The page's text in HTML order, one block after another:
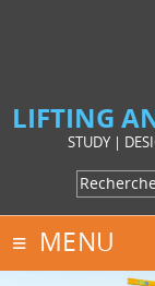
LIFTING
STUDY |
MENU